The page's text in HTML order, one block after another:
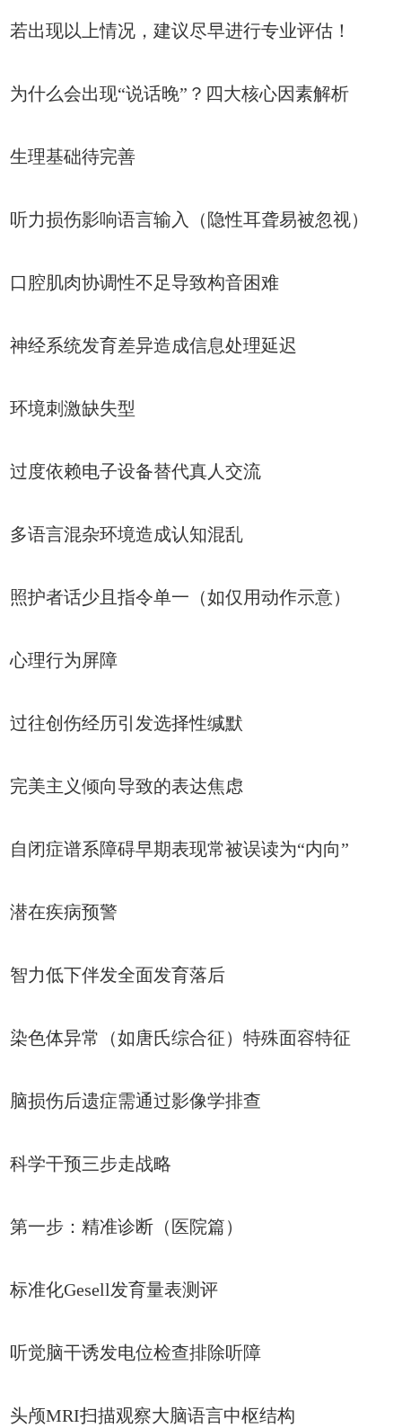
若出现以上情况，建议尽早进行专业评估！
为什么会出现“说话晚”？四大核心因素解析
生理基础待完善
听力损伤影响语言输入（隐性耳聋易被忽视）
口腔肌肉协调性不足导致构音困难
神经系统发育差异造成信息处理延迟
环境刺激缺失型
过度依赖电子设备替代真人交流
多语言混杂环境造成认知混乱
照护者话少且指令单一（如仅用动作示意）
心理行为屏障
过往创伤经历引发选择性缄默
完美主义倾向导致的表达焦虑
自闭症谱系障碍早期表现常被误读为“内向”
潜在疾病预警
智力低下伴发全面发育落后
染色体异常（如唐氏综合征）特殊面容特征
脑损伤后遗症需通过影像学排查
科学干预三步走战略
第一步：精准诊断（医院篇）
标准化Gesell发育量表测评
听觉脑干诱发电位检查排除听障
头颅MRI扫描观察大脑语言中枢结构